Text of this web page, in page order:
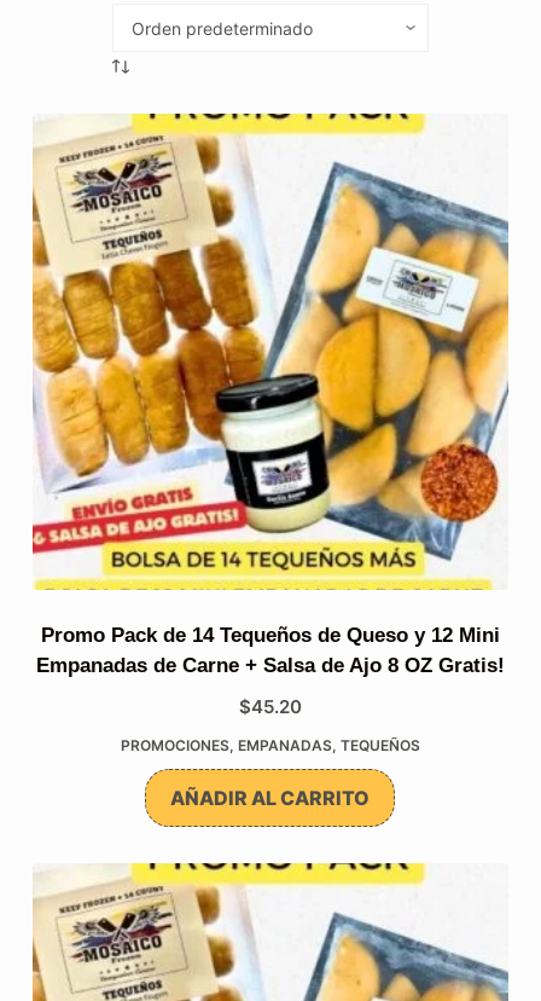
Promo Pack de 14 Tequeños de Queso y 12 Mini
Empanadas de Carne + Salsa de Ajo 8 OZ Gratis!
$45.20
PROMOCIONES, EMPANADAS, TEQUEÑOS
AÑADIR AL CARRITO